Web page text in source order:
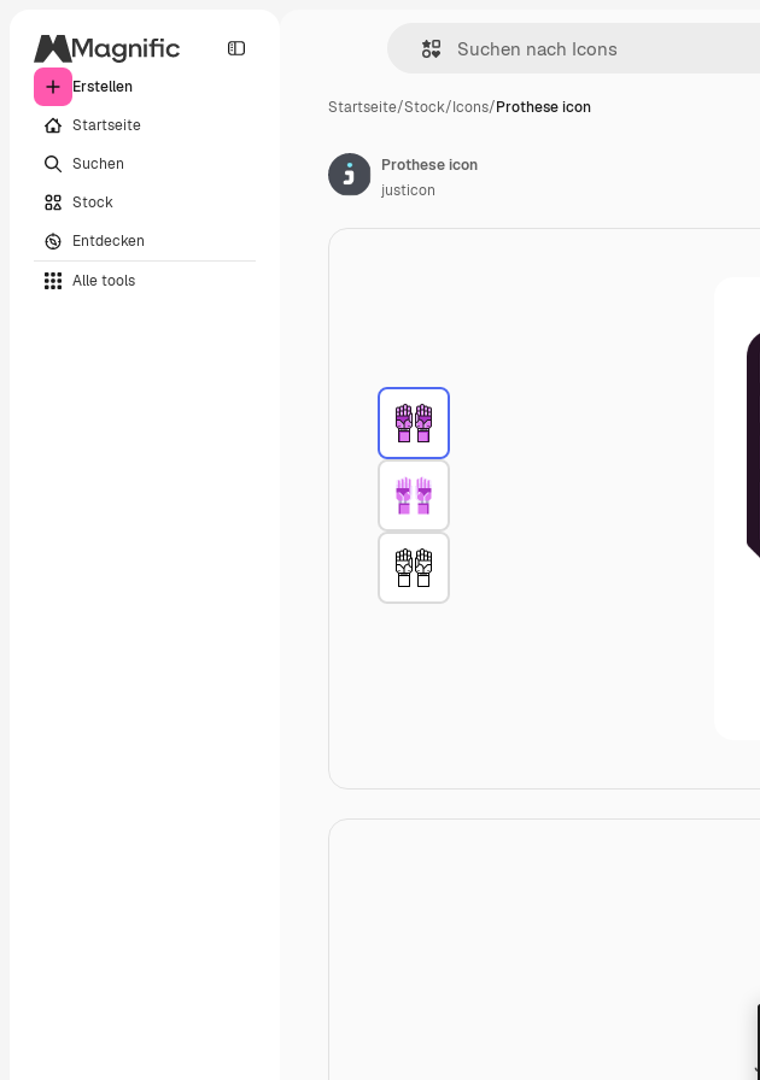
Erstellen
Startseite
Suchen
Stock
Entdecken
Alle tools
Startseite/Stock/Icons/Prothese icon
Prothese icon
justicon